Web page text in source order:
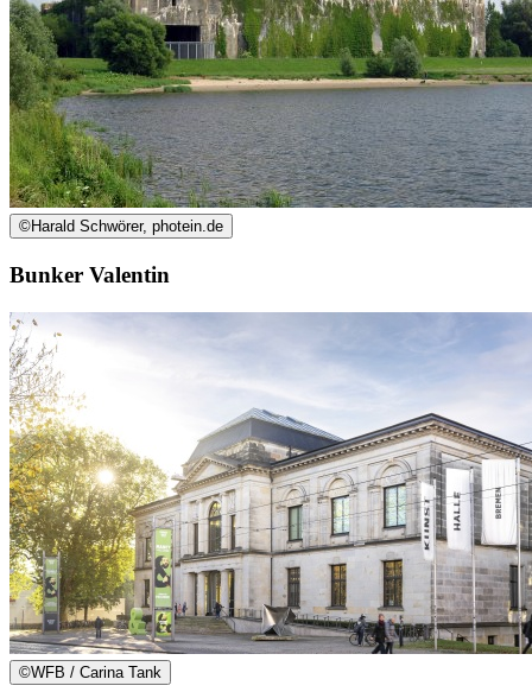
©Harald Schwörer, photein.de
Bunker Valentin
©WFB / Carina Tank